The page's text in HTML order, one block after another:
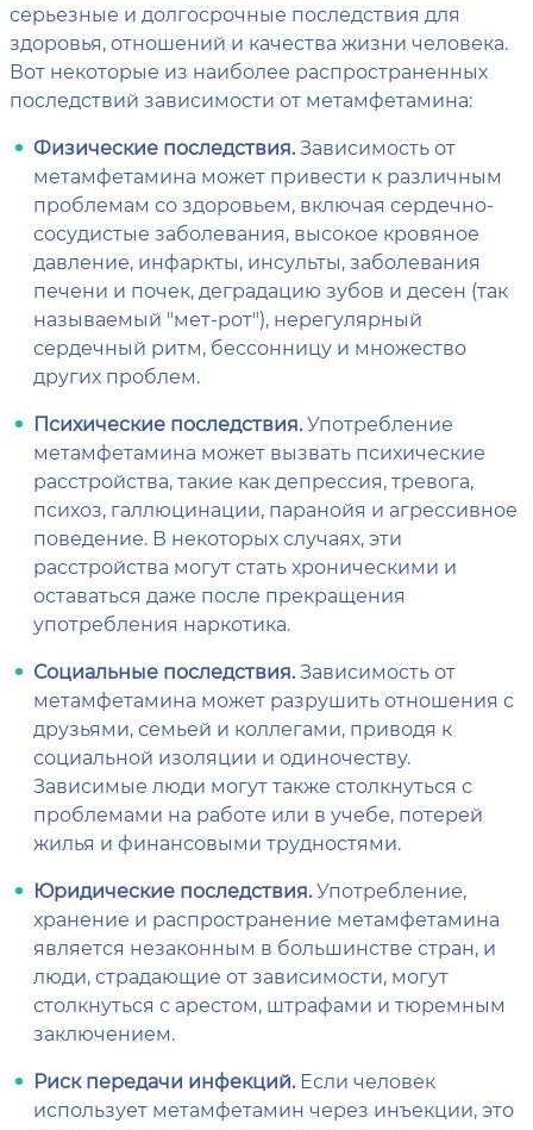
серьезные и долгосрочные последствия для
здоровья, отношений и качества жизни человека.
Вот некоторые из наиболее распространенных
последствий зависимости от метамфетамина:
Физические последствия.Зависимость от
метамфетамина может привести к различным
проблемам со здоровьем, включая сердечно-
сосудистые заболевания, высокое кровяное
давление, инфаркты, инсульты, заболевания
печени и почек, деградацию зубов и десен (так
называемый "мет-рот"), нерегулярный
сердечный ритм, бессонницу и множество
других проблем.
Психические последствия.Употребление
метамфетамина может вызвать психические
расстройства, такие как депрессия, тревога,
психоз, галлюцинации, паранойя и агрессивное
поведение. В некоторых случаях, эти
расстройства могут стать хроническими и
оставаться даже после прекращения
употребления наркотика.
Социальные последствия.Зависимость от
метамфетамина может разрушить отношения с
друзьями, семьей и коллегами, приводя к
социальной изоляции и одиночеству.
Зависимые люди могут также столкнуться с
проблемами на работе или в учебе, потерей
жилья и финансовыми трудностями.
Юридические последствия.Употребление,
хранение и распространение метамфетамина
является незаконным в большинстве стран, и
люди, страдающие от зависимости, могут
столкнуться с арестом, штрафами и тюремным
заключением.
Риск передачи инфекций.Если человек
использует метамфетамин через инъекции, это